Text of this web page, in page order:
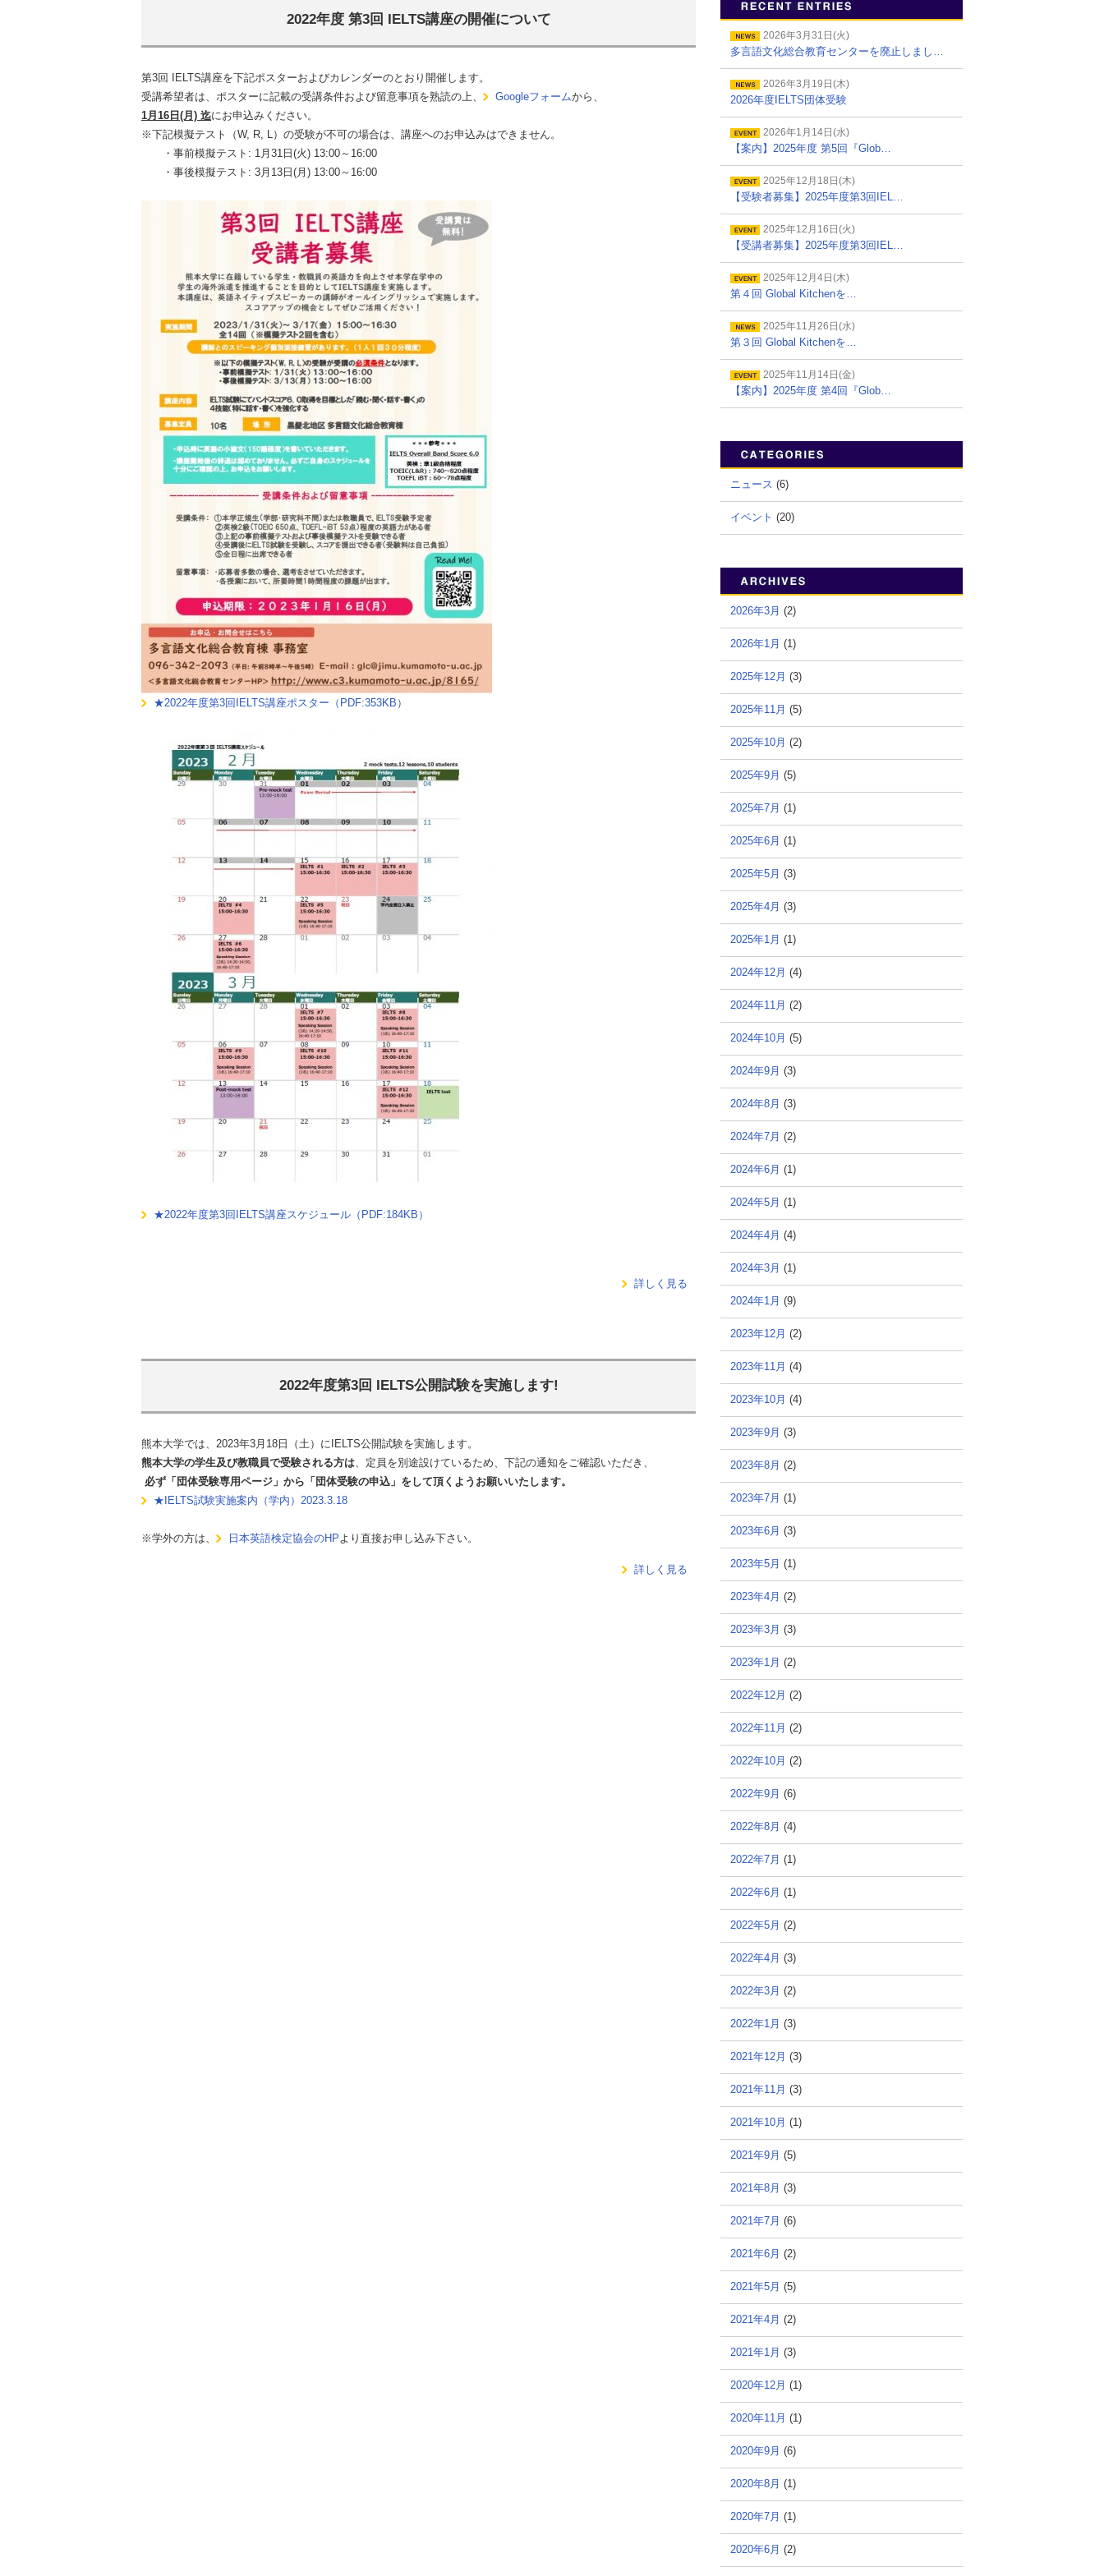
2022年度 第3回 IELTS講座の開催について
第3回 IELTS講座を下記ポスターおよびカレンダーのとおり開催します。
受講希望者は、ポスターに記載の受講条件および留意事項を熟読の上、
Googleフォームから、
1月16日(月) 迄にお申込みください。
※下記模擬テスト（W, R, L）の受験が不可の場合は、講座へのお申込みはできません。
・事前模擬テスト: 1月31日(火) 13:00～16:00
・事後模擬テスト: 3月13日(月) 13:00～16:00
★2022年度第3回IELTS講座ポスター（PDF:353KB）
★2022年度第3回IELTS講座スケジュール（PDF:184KB）
詳しく見る
2022年度第3回 IELTS公開試験を実施します!
熊本大学では、2023年3月18日（土）に IELTS公開試験を実施します。
熊本大学の学生及び教職員で受験される方は、定員を別途設けているため、下記の通知をご確認いただき、
必ず「団体受験専用ページ」から「団体受験の申込」をして頂くようお願いいたします。
★IELTS試験実施案内（学内）2023.3.18
※学外の方は、 日本英語検定協会のHPより直接お申し込み下さい。
詳しく見る
2026年3月31日(火)
多言語文化総合教育センターを廃止しまし…
2026年3月19日(木)
2026年度IELTS団体受験
2026年1月14日(水)
【案内】2025年度 第5回『Glob…
2025年12月18日(木)
【受験者募集】2025年度第3回IEL…
2025年12月16日(火)
【受講者募集】2025年度第3回IEL…
2025年12月4日(木)
第４回 Global Kitchenを…
2025年11月26日(水)
第３回 Global Kitchenを…
2025年11月14日(金)
【案内】2025年度 第4回『Glob…
ニュース (6)
イベント (20)
2026年3月 (2)
2026年1月 (1)
2025年12月 (3)
2025年11月 (5)
2025年10月 (2)
2025年9月 (5)
2025年7月 (1)
2025年6月 (1)
2025年5月 (3)
2025年4月 (3)
2025年1月 (1)
2024年12月 (4)
2024年11月 (2)
2024年10月 (5)
2024年9月 (3)
2024年8月 (3)
2024年7月 (2)
2024年6月 (1)
2024年5月 (1)
2024年4月 (4)
2024年3月 (1)
2024年1月 (9)
2023年12月 (2)
2023年11月 (4)
2023年10月 (4)
2023年9月 (3)
2023年8月 (2)
2023年7月 (1)
2023年6月 (3)
2023年5月 (1)
2023年4月 (2)
2023年3月 (3)
2023年1月 (2)
2022年12月 (2)
2022年11月 (2)
2022年10月 (2)
2022年9月 (6)
2022年8月 (4)
2022年7月 (1)
2022年6月 (1)
2022年5月 (2)
2022年4月 (3)
2022年3月 (2)
2022年1月 (3)
2021年12月 (3)
2021年11月 (3)
2021年10月 (1)
2021年9月 (5)
2021年8月 (3)
2021年7月 (6)
2021年6月 (2)
2021年5月 (5)
2021年4月 (2)
2021年1月 (3)
2020年12月 (1)
2020年11月 (1)
2020年9月 (6)
2020年8月 (1)
2020年7月 (1)
2020年6月 (2)